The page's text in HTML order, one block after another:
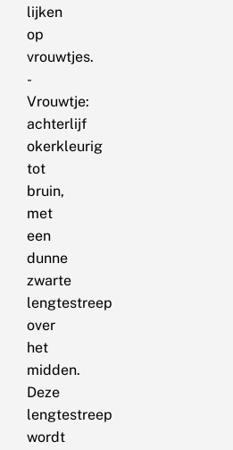
lijken
op
vrouwtjes.
-
Vrouwtje:
achterlijf
okerkleurig
tot
bruin,
met
een
dunne
zwarte
lengtestreep
over
het
midden.
Deze
lengtestreep
wordt